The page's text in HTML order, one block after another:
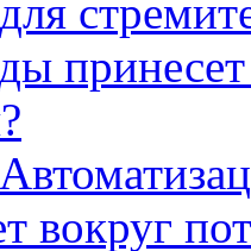
вокруг